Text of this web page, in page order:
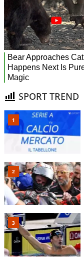
SPORT TREND